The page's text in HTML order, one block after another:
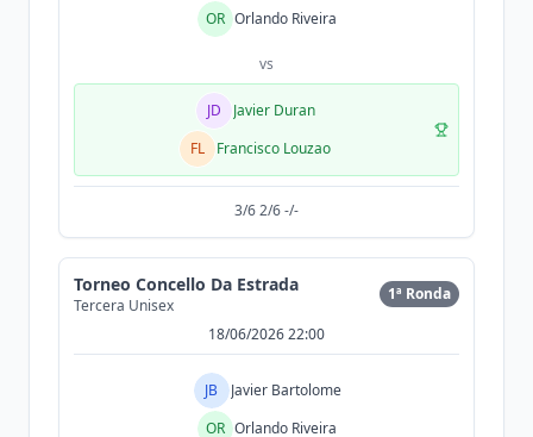
OR Orlando Riveira
vs
JD
Javier Duran
FL
Francisco Louzao
3/6 2/6 -/-
Torneo Concello Da Estrada
Tercera Unisex
1ª Ronda
18/06/2026 22:00
JB
Javier Bartolome
OR Orlando Riveira